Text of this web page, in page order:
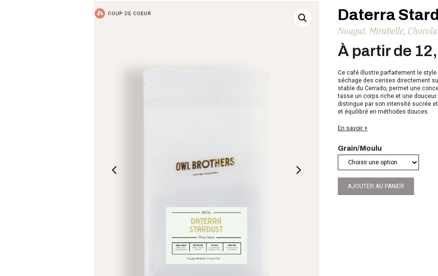
Daterra
Nougat, Mirabelle,
À partir de
Ce café illustre parfaitement le
séchage des cerises directement
stable duCerrado, permet une
tasse un corps riche et une
distingue par son intensité sucrée
et équilibré en méthodes douces.
En savoir +
Grain/Moulu
AJOUTER AU PANIER